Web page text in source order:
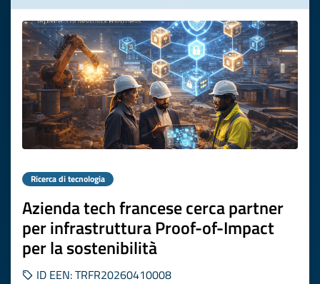
Ricerca di tecnologia
Azienda tech francese cerca partner
per infrastruttura Proof-of-Impact
per la sostenibilità
ID EEN: TRFR20260410008